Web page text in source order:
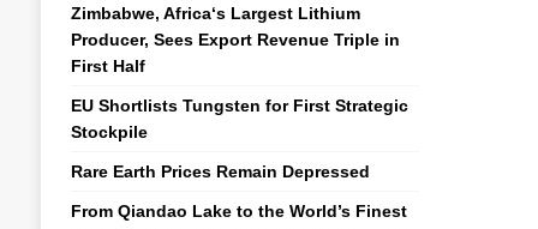
Zimbabwe, Africa‘s Largest Lithium
Producer, Sees Export Revenue Triple in
First Half
EU Shortlists Tungsten for First Strategic
Stockpile
Rare Earth Prices Remain Depressed
From Qiandao Lake to the World’s Finest